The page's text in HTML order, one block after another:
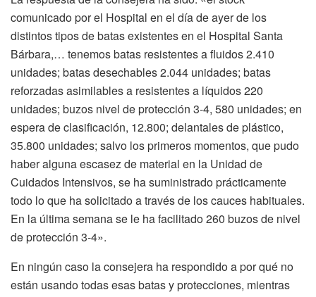
comunicado por el Hospital en el día de ayer de los
distintos tipos de batas existentes en el Hospital Santa
Bárbara,… tenemos batas resistentes a fluidos 2.410
unidades; batas desechables 2.044 unidades; batas
reforzadas asimilables a resistentes a líquidos 220
unidades; buzos nivel de protección 3-4, 580 unidades; en
espera de clasificación, 12.800; delantales de plástico,
35.800 unidades; salvo los primeros momentos, que pudo
haber alguna escasez de material en la Unidad de
Cuidados Intensivos, se ha suministrado prácticamente
todo lo que ha solicitado a través de los cauces habituales.
En la última semana se le ha facilitado 260 buzos de nivel
de protección 3-4».
En ningún caso la consejera ha respondido a por qué no
están usando todas esas batas y protecciones, mientras